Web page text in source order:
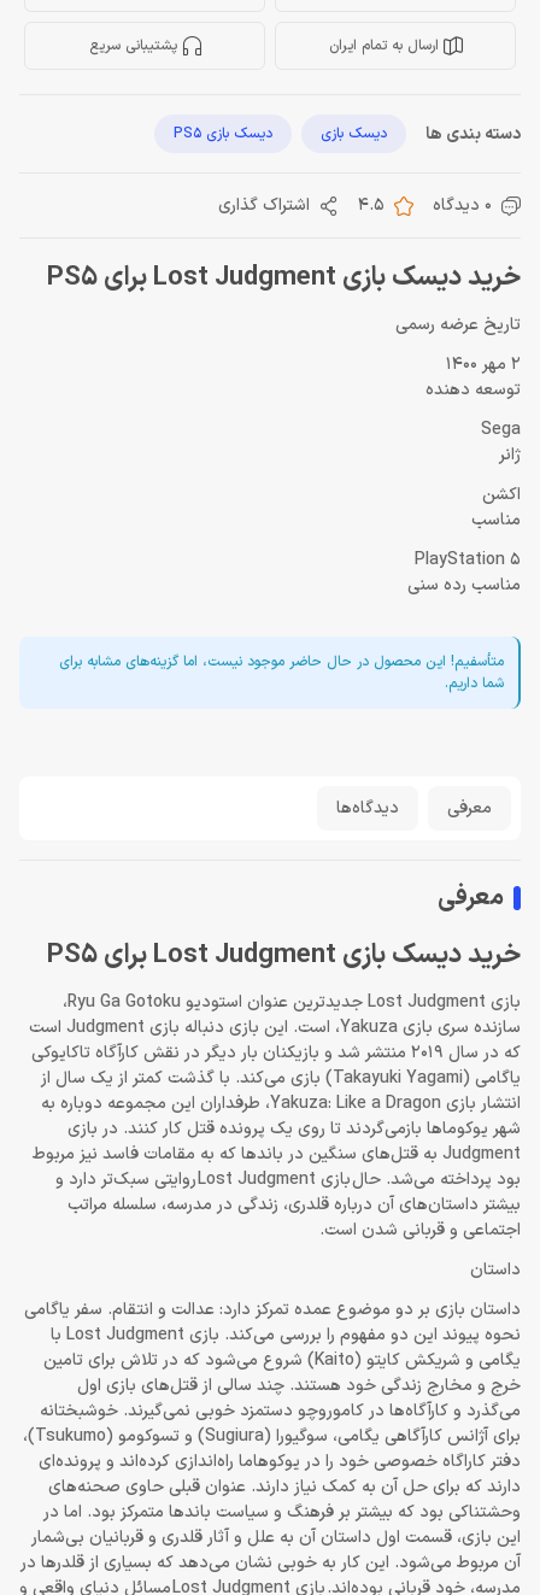
ارسال به تمام ایران پشتیبانی سریع
دسته بندی ها دیسک بازی دیسک بازی PS5
0 دیدگاه 4.5 اشتراک گذاری
خرید دیسک بازی Lost Judgment برای PS5
تاریخ عرضه رسمی
2 مهر 1400
توسعه دهنده
Sega
ژانر
اکشن
مناسب
PlayStation 5
مناسب رده سنی
متأسفیم! این محصول در حال حاضر موجود نیست، اما گزینه‌های مشابه برای
شما داریم.
معرفی دیدگاه‌ها
معرفی
خرید دیسک بازی Lost Judgment برای PS5
بازی Lost Judgment جدیدترین عنوان استودیو Ryu Ga Gotoku،
سازنده سری بازی Yakuza، است. این بازی دنباله بازی Judgment است
که در سال 2019 منتشر شد و بازیکنان بار دیگر در نقش کارآگاه تاکایوکی
یاگامی (Takayuki Yagami) بازی می‌کند. با گذشت کمتر از یک سال از
انتشار بازی Yakuza: Like a Dragon، طرفداران این مجموعه دوباره به
شهر یوکوماها بازمی‌گردند تا روی یک پرونده قتل کار کنند. در بازی
Judgment به قتل‌های سنگین در باند‌ها که به مقامات فاسد نیز مربوط
بود پرداخته می‌شد. حال بازی Lost Judgment روایتی سبک‌تر دارد و
بیشتر داستان‌های آن درباره قلدری، زندگی در مدرسه، سلسله مراتب
اجتماعی و قربانی شدن است.
داستان
داستان بازی بر دو موضوع عمده تمرکز دارد: عدالت و انتقام. سفر یاگامی
نحوه پیوند این دو مفهوم را بررسی می‌کند. بازی Lost Judgment با
یگامی و شریکش کایتو (Kaito) شروع می‌شود که در تلاش برای تامین
خرج و مخارج زندگی خود هستند. چند سالی از قتل‌های بازی اول
می‌گذرد و کارآگاه‌ها در کاموروچو دستمزد خوبی نمی‌گیرند. خوشبختانه
برای آژانس کارآگاهی یگامی، سوگیورا (Sugiura) و تسوکومو (Tsukumo)،
دفتر کاراگاه خصوصی خود را در یوکوهاما راه‌اندازی کرده‌اند و پرونده‌ای
دارند که برای حل آن به کمک نیاز دارند. عنوان قبلی حاوی صحنه‌های
وحشتناکی بود که بیشتر بر فرهنگ و سیاست باندها متمرکز بود. اما در
این بازی، قسمت اول داستان آن به علل و آثار قلدری و قربانیان بی‌شمار
آن مربوط می‌شود. این کار به خوبی نشان می‌دهد که بسیاری از قلدرها در
مدرسه، خود قربانی بوده‌اند. بازی Lost Judgment مسائل دنیای واقعی و